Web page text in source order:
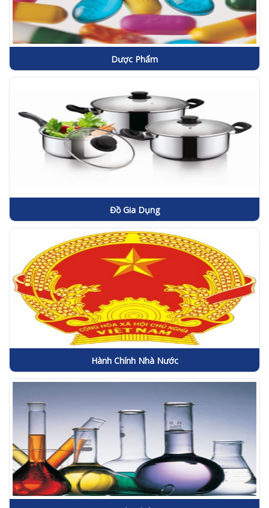
Dược Phẩm
Đồ Gia Dụng
Hành Chính Nhà Nước